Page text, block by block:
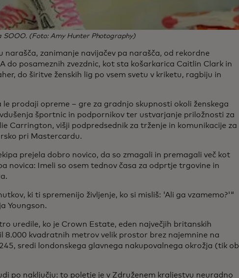
SOOO. (Foto: Amy Hunter Photography)
narašča, zanimanje navijačev pa narašča, od rekordne
do posameznih zvezdnic, kot sta košarkarica Caitlin Clark in
do širitve ženskih lig po vsem svetu v kriketu, ragbiju in
le prodaji opreme – gre za gradnjo skupnosti okoli ženskega
športnic in podpornikov ter ustvarjanje priložnosti za
Carrington, višji podpredsednik za trženje in komunikacije za
pri Mastercardu.
prejela dobro novico, da so zmagali in premagali več kot
novica: Imeli so osem tednov časa za odprtje trgovine in
ki ti spremenijo življenje, ko si misliš: 'Ali ga vzamemo?'“
Youngson.
uredile, ko je Crown Estate, eden največjih britanskih
8.000 kvadratnih metrov velik prostor brez najemnine na
sredi londonskega glavnega nakupovalnega okrožja (tik ob
po naključju: to poletje je v Združenem kraljestvu neuradno